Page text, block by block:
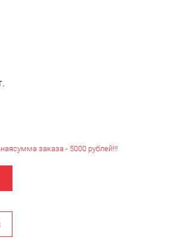
сумма заказа - 5000 рублей!!!